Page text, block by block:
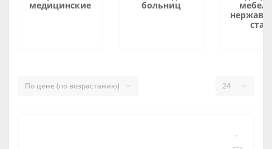
медицинские
больниц